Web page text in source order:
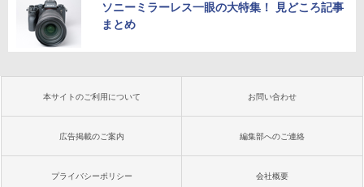
ソニーミラーレス一眼の大特集！ 見どころ記事
まとめ
本サイトのご利用について お問い合わせ
広告掲載のご案内 編集部へのご連絡
プライバシーポリシー 会社概要